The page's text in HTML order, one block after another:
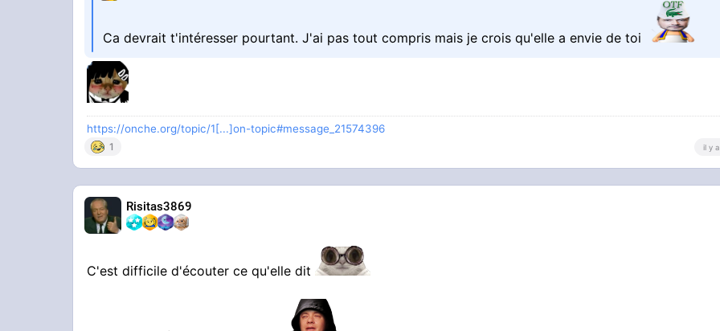
Ca devrait t'intéresser pourtant. J'ai pas tout compris mais je crois qu'elle a envie de toi
https://onche.org/topic/1[...]on-topic#message_21574396
1 il y
Risitas3869
C'est difficile d'écouter ce qu'elle dit